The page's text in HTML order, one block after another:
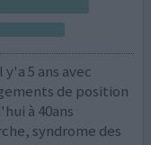
5 ans avec
de position
à 40ans
syndrome des